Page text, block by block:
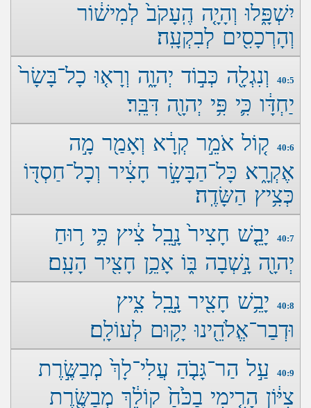
יִשְׁפָּ֑לוּ וְהָיָ֤ה הֶֽעָקֹב֙ לְמִישׁ֔וֹר
וְהָרְכָסִ֖ים לְבִקְעָֽה׃
40:5
וְנִגְלָ֖ה כְּב֣וֹד יְהוָ֑ה וְרָא֤וּ כָל־בָּשָׂר֙
יַחְדָּ֔ו כִּ֛י פִּ֥י יְהוָ֖ה דִּבֵּֽר׃
40:6
ק֚וֹל אֹמֵ֣ר קְרָ֔א וְאָמַ֖ר מָ֣ה
אֶקְרָ֑א כָּל־הַבָּשָׂ֣ר חָצִ֔יר וְכָל־חַסְדּ֖וֹ
כְּצִ֥יץ הַשָּׂדֶֽה׃
40:7
יָבֵ֤שׁ חָצִיר֙ נָ֣בֵֽל צִ֔יץ כִּ֛י ר֥וּחַ
יְהוָ֖ה נָ֣שְׁבָה בּ֑וֹ אָכֵ֥ן חָצִ֖יר הָעָֽם׃
40:8
יָבֵ֥שׁ חָצִ֖יר נָ֣בֵֽל צִ֑יץ
וּדְבַר־אֱלֹהֵ֖ינוּ יָק֥וּם לְעוֹלָֽם׃
40:9
עַ֣ל הַר־גָּבֹ֤הַ עֲלִי־לָךְ֙ מְבַשֶּׂ֣רֶת
צִיּ֔וֹן הָרִ֤ימִי בַכֹּ֙חַ֙ קוֹלֵ֔ךְ מְבַשֶּׂ֖רֶת